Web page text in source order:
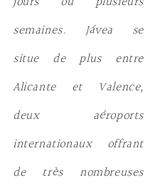
semaines. Jávea se
situe de plus entre
Alicante et Valence,
deux aéroports
internationaux offrant
de très nombreuses